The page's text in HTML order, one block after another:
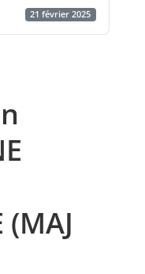
21 février 2025
(MAJ